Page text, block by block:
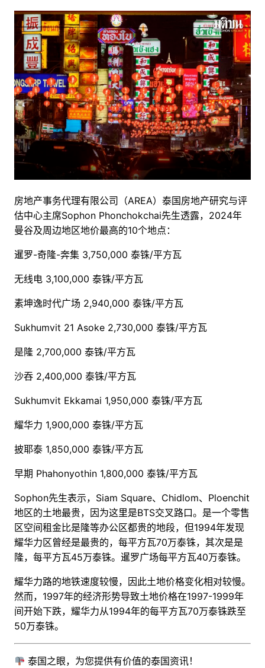
房地产事务代理有限公司（AREA）泰国房地产研究与评
估中心主席Sophon Phonchokchai先生透露，2024年
曼谷及周边地区地价最高的10个地点：
暹罗-奇隆-奔集 3,750,000 泰铢/平方瓦
无线电 3,100,000 泰铢/平方瓦
素坤逸时代广场 2,940,000 泰铢/平方瓦
Sukhumvit 21 Asoke 2,730,000 泰铢/平方瓦
是隆 2,700,000 泰铢/平方瓦
沙吞 2,400,000 泰铢/平方瓦
Sukhumvit Ekkamai 1,950,000 泰铢/平方瓦
耀华力 1,900,000 泰铢/平方瓦
披耶泰 1,850,000 泰铢/平方瓦
早期 Phahonyothin 1,800,000 泰铢/平方瓦
Sophon先生表示，Siam Square、Chidlom、Ploenchit
地区的土地最贵，因为这里是BTS交叉路口。是一个零售
区空间租金比是隆等办公区都贵的地段，但1994年发现
耀华力区曾经是最贵的，每平方瓦70万泰铢，其次是是
隆，每平方瓦45万泰铢。暹罗广场每平方瓦40万泰铢。
耀华力路的地铁速度较慢，因此土地价格变化相对较慢。
然而，1997年的经济形势导致土地价格在1997-1999年
间开始下跌，耀华力从1994年的每平方瓦70万泰铢跌至
50万泰铢。
泰国之眼，为您提供有价值的泰国资讯！